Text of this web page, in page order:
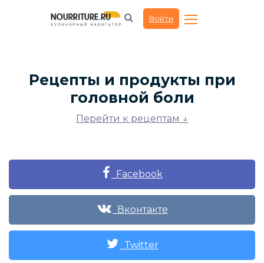
Войти
Рецепты и продукты при
головной боли
Перейти к рецептам ↓
Facebook
Вконтакте
Twitter